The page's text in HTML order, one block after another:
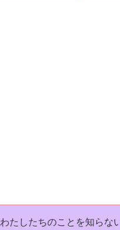
わたしたちのことを知らな